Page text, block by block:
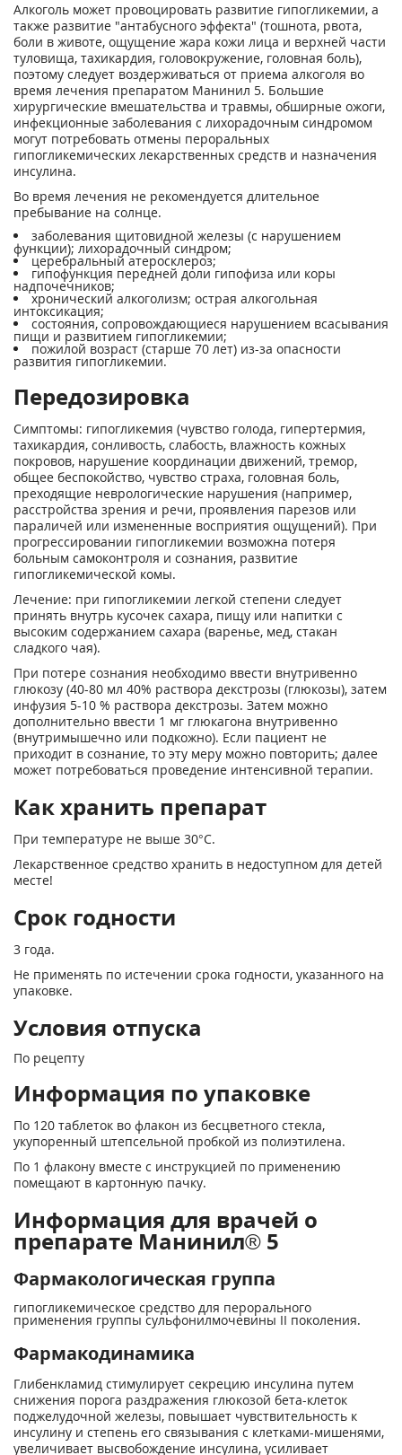
Алкоголь может провоцировать развитие гипогликемии, а
также развитие "антабусного эффекта" (тошнота, рвота,
боли в животе, ощущение жара кожи лица и верхней части
туловища, тахикардия, головокружение, головная боль),
поэтому следует воздерживаться от приема алкоголя во
время лечения препаратом Манинил 5. Большие
хирургические вмешательства и травмы, обширные ожоги,
инфекционные заболевания с лихорадочным синдромом
могут потребовать отмены пероральных
гипогликемических лекарственных средств и назначения
инсулина.
Во время лечения не рекомендуется длительное
пребывание на солнце.
заболевания щитовидной железы (с нарушением
функции); лихорадочный синдром;
церебральный атеросклероз;
гипофункция передней доли гипофиза или коры
надпочечников;
хронический алкоголизм; острая алкогольная
интоксикация;
состояния, сопровождающиеся нарушением всасывания
пищи и развитием гипогликемии;
пожилой возраст (старше 70 лет) из-за опасности
развития гипогликемии.
Передозировка
Симптомы: гипогликемия (чувство голода, гипертермия,
тахикардия, сонливость, слабость, влажность кожных
покровов, нарушение координации движений, тремор,
общее беспокойство, чувство страха, головная боль,
преходящие неврологические нарушения (например,
расстройства зрения и речи, проявления парезов или
параличей или измененные восприятия ощущений). При
прогрессировании гипогликемии возможна потеря
больным самоконтроля и сознания, развитие
гипогликемической комы.
Лечение: при гипогликемии легкой степени следует
принять внутрь кусочек сахара, пищу или напитки с
высоким содержанием сахара (варенье, мед, стакан
сладкого чая).
При потере сознания необходимо ввести внутривенно
глюкозу (40-80 мл 40% раствора декстрозы (глюкозы), затем
инфузия 5-10 % раствора декстрозы. Затем можно
дополнительно ввести 1 мг глюкагона внутривенно
(внутримышечно или подкожно). Если пациент не
приходит в сознание, то эту меру можно повторить; далее
может потребоваться проведение интенсивной терапии.
Как хранить препарат
При температуре не выше 30°С.
Лекарственное средство хранить в недоступном для детей
месте!
Срок годности
3 года.
Не применять по истечении срока годности, указанного на
упаковке.
Условия отпуска
По рецепту
Информация по упаковке
По 120 таблеток во флакон из бесцветного стекла,
укупоренный штепсельной пробкой из полиэтилена.
По 1 флакону вместе с инструкцией по применению
помещают в картонную пачку.
Информация для врачей о
препарате Манинил® 5
Фармакологическая группа
гипогликемическое средство для перорального
применения группы сульфонилмочевины II поколения.
Фармакодинамика
Глибенкламид стимулирует секрецию инсулина путем
снижения порога раздражения глюкозой бета-клеток
поджелудочной железы, повышает чувствительность к
инсулину и степень его связывания с клетками-мишенями,
увеличивает высвобождение инсулина, усиливает